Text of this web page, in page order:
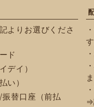
よりお選びくださ
ド
デイ）
い）
振替口座（前払
す
⇒